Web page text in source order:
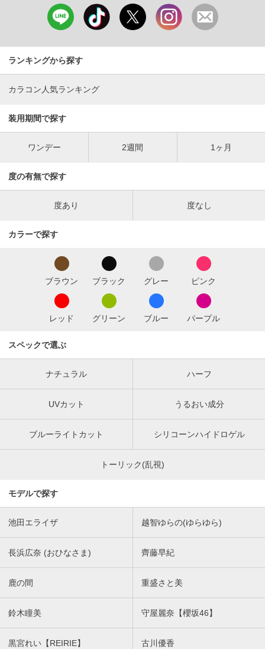
ランキングから探す
カラコン人気ランキング
装用期間で探す
ワンデー 2週間 1ヶ月
度の有無で探す
度あり 度なし
カラーで探す
ブラウン ブラック グレー ピンク
レッド グリーン ブルー パープル
スペックで選ぶ
ナチュラル ハーフ
UVカット うるおい成分
ブルーライトカット シリコーンハイドロゲル
トーリック(乱視)
モデルで探す
池田エライザ 越智ゆらの(ゆらゆら)
長浜広奈 (おひなさま) 齊藤早紀
鹿の間 重盛さと美
鈴木瞳美 守屋麗奈【櫻坂46】
黒宮れい【REIRIE】 古川優香